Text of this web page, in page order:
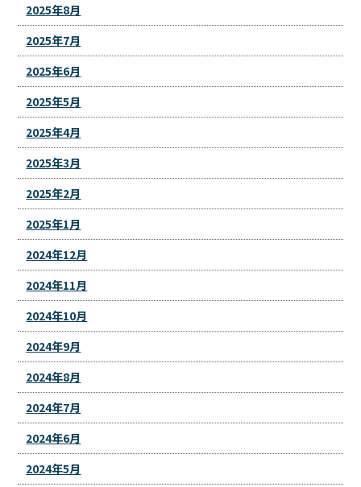
2025年8月
2025年7月
2025年6月
2025年5月
2025年4月
2025年3月
2025年2月
2025年1月
2024年12月
2024年11月
2024年10月
2024年9月
2024年8月
2024年7月
2024年6月
2024年5月